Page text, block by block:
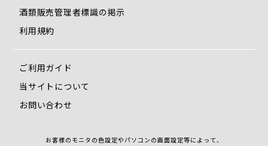
酒類販売管理者標識の掲示
利用規約
ご利用ガイド
当サイトについて
お問い合わせ
お客様のモニタの色設定やパソコンの画面設定等によって、